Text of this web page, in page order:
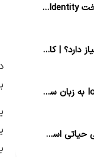
هویت برند چیست؟ راهنمای کامل ساخت Brand Identity برای کسب‌وکارها
کوچینگ چیست و به چه مهارت‌هایی نیاز دارد؟ | کامل‌ترین راهنما
اینترنت اشیا چیست؟ راهنمای کامل IoT به زبان ساده + مثال‌های کاربردی
RAG چیست و چرا برای هوش مصنوعی حیاتی است؟ | از تعریف تا کاربرد